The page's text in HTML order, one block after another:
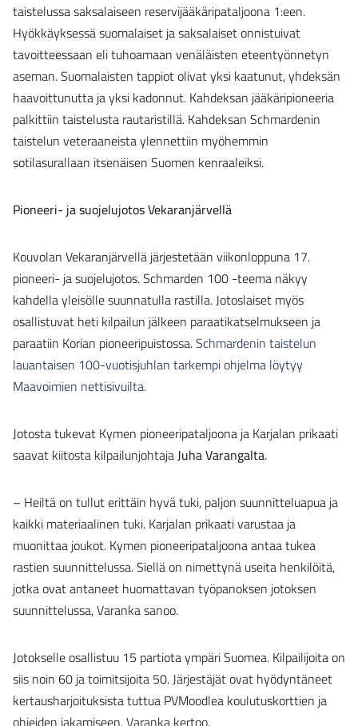
taistelussa saksalaiseen reservijääkäripataljoona 1:een.
Hyökkäyksessä suomalaiset ja saksalaiset onnistuivat
tavoitteessaan eli tuhoamaan venäläisten eteentyönnetyn
aseman. Suomalaisten tappiot olivat yksi kaatunut, yhdeksän
haavoittunutta ja yksi kadonnut. Kahdeksan jääkäripioneeria
palkittiin taistelusta rautaristillä. Kahdeksan Schmardenin
taistelun veteraaneista ylennettiin myöhemmin
sotilasurallaan itsenäisen Suomen kenraaleiksi.
Pioneeri- ja suojelujotos Vekaranjärvellä
Kouvolan Vekaranjärvellä järjestetään viikonloppuna 17.
pioneeri- ja suojelujotos. Schmarden 100 -teema näkyy
kahdella yleisölle suunnatulla rastilla. Jotoslaiset myös
osallistuvat heti kilpailun jälkeen paraatikatselmukseen ja
paraatiin Korian pioneeripuistossa.Schmardenin taistelun
lauantaisen 100-vuotisjuhlan tarkempi ohjelma löytyy
Maavoimien nettisivuilta.
Jotosta tukevat Kymen pioneeripataljoona ja Karjalan prikaati
saavat kiitosta kilpailunjohtaja Juha Varangalta.
– Heiltä on tullut erittäin hyvä tuki, paljon suunnitteluapua ja
kaikki materiaalinen tuki. Karjalan prikaati varustaa ja
muonittaa joukot. Kymen pioneeripataljoona antaa tukea
rastien suunnittelussa. Siellä on nimettynä useita henkilöitä,
jotka ovat antaneet huomattavan työpanoksen jotoksen
suunnittelussa, Varanka sanoo.
Jotokselle osallistuu 15 partiota ympäri Suomea. Kilpailijoita on
siis noin 60 ja toimitsijoita 50. Järjestäjät ovat hyödyntäneet
kertausharjoituksista tuttua PVMoodlea koulutuskorttien ja
ohjeiden jakamiseen, Varanka kertoo.